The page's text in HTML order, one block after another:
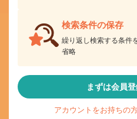
検索条件の保存
繰り返し検索する条件
省略
まずは会員登
アカウントをお持ちの